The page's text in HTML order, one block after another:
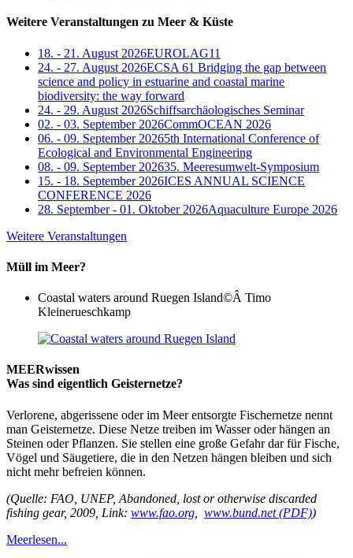
Weitere Veranstaltungen zu Meer & Küste
18. - 21. August 2026EUROLAG11
24. - 27. August 2026ECSA 61 Bridging the gap between
science and policy in estuarine and coastal marine
biodiversity: the way forward
24. - 29. August 2026Schiffsarchäologisches Seminar
02. - 03. September 2026CommOCEAN 2026
06. - 09. September 20265th International Conference of
Ecological and Environmental Engineering
08. - 09. September 202635. Meeresumwelt-Symposium
15. - 18. September 2026ICES ANNUAL SCIENCE
CONFERENCE 2026
28. September - 01. Oktober 2026Aquaculture Europe 2026
Weitere Veranstaltungen
Müll im Meer?
Coastal waters around Ruegen Island©Â Timo
Kleinerueschkamp
MEERwissen
Was sind eigentlich Geisternetze?
Verlorene, abgerissene oder im Meer entsorgte Fischernetze nennt
man Geisternetze. Diese Netze treiben im Wasser oder hängen an
Steinen oder Pflanzen. Sie stellen eine große Gefahr dar für Fische,
Vögel und Säugetiere, die in den Netzen hängen bleiben und sich
nicht mehr befreien können.
(Quelle: FAO, UNEP, Abandoned, lost or otherwise discarded
fishing gear, 2009, Link: www.fao.org www.bund.net (PDF))
Meerlesen...